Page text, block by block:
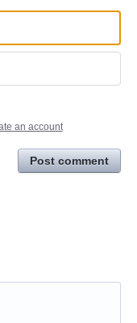
an account
Post comment